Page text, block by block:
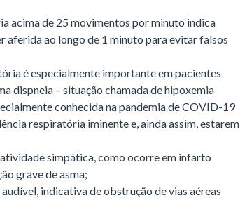
acima de 25 movimentos por minuto indica
aferida ao longo de 1 minuto para evitar falsos
é especialmente importante em pacientes
dispneia – situação chamada de hipoxemia
conhecida na pandemia de COVID-19
respiratória iminente e, ainda assim, estarem
simpática, como ocorre em infarto
grave de asma;
indicativa de obstrução de vias aéreas